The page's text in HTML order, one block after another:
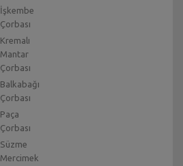
İşkembe
Çorbası
Kremalı
Mantar
Çorbası
Balkabağı
Çorbası
Paça
Çorbası
Süzme
Mercimek